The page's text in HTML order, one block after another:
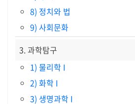
8) 정치와 법
9) 사회문화
3. 과학탐구
1) 물리학 I
2) 화학 I
3) 생명과학 I